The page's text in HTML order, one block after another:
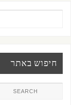
חיפוש באתר